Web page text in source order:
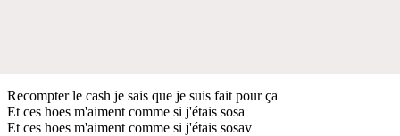
Recompter le cash je sais que je suis fait pour ça
Et ces hoes m'aiment comme si j'étais sosa
Et ces hoes m'aiment comme si j'étais sosav